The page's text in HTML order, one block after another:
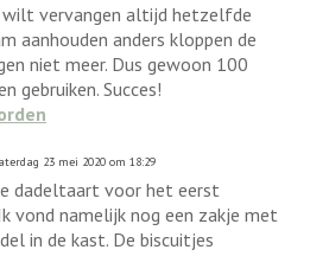
vervangen altijd hetzelfde
aanhouden anders kloppen de
niet meer. Dus gewoon 100
gebruiken. Succes!
23 mei 2020 om 18:29
dadeltaart voor het eerst
vond namelijk nog een zakje met
in de kast. De biscuitjes